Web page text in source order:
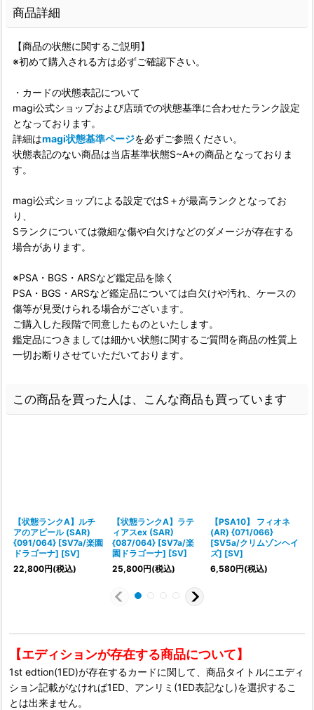
商品詳細
【商品の状態に関するご説明】
※初めて購入される方は必ずご確認下さい。
・カードの状態表記について
magi公式ショップおよび店頭での状態基準に合わせたランク設定
となっております。
詳細はmagi状態基準ページを必ずご参照ください。
状態表記のない商品は当店基準状態S~A+の商品となっておりま
す。
magi公式ショップによる設定ではS＋が最高ランクとなってお
り、
Sランクについては微細な傷や白欠けなどのダメージが存在する
場合があります。
※PSA・BGS・ARSなど鑑定品を除く
PSA・BGS・ARSなど鑑定品については白欠けや汚れ、ケースの
傷等が見受けられる場合がございます。
ご購入した段階で同意したものといたします。
鑑定品につきましては細かい状態に関するご質問を商品の性質上
一切お断りさせていただいております。
この商品を買った人は、こんな商品も買っています
【状態ランクA】ルチ
アのアピール (SAR)
{091/064} [SV7a/楽園
ドラゴーナ] [SV]
22,800円(税込)
【状態ランクA】ラテ
ィアスex (SAR)
{087/064} [SV7a/楽
園ドラゴーナ] [SV]
25,800円(税込)
【PSA10】 フィオネ
(AR) {071/066}
[SV5a/クリムゾンヘイ
ズ] [SV]
6,580円(税込)
【エディションが存在する商品について】
1st edtion(1ED)が存在するカードに関して、商品タイトルにエディ
ション記載がなければ1ED、アンリミ(1ED表記なし)を選択するこ
とは出来ません。